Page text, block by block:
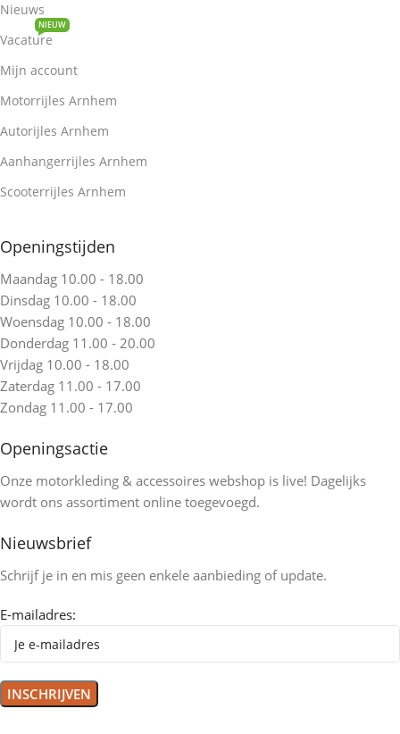
Nieuws
Vacature
NIEUW
Mijn account
Motorrijles Arnhem
Autorijles Arnhem
Aanhangerrijles Arnhem
Scooterrijles Arnhem
Openingstijden
Maandag 10.00 - 18.00
Dinsdag 10.00 - 18.00
Woensdag 10.00 - 18.00
Donderdag 11.00 - 20.00
Vrijdag 10.00 - 18.00
Zaterdag 11.00 - 17.00
Zondag 11.00 - 17.00
Openingsactie
Onze motorkleding & accessoires webshop is live! Dagelijks
wordt ons assortiment online toegevoegd.
Nieuwsbrief
Schrijf je in en mis geen enkele aanbieding of update.
E-mailadres: